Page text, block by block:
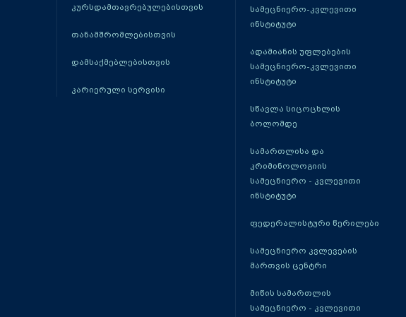
კურსდამთავრებულებისთვის
თანამშრომლებისთვის
დამსაქმებლებისთვის
კარიერული სერვისი
სამეცნიერო-კვლევითი
ინსტიტუტი
ადამიანის უფლებების
სამეცნიერო-კვლევითი
ინსტიტუტი
სწავლა სიცოცხლის
ბოლომდე
სამართლისა და
კრიმინოლოგიის
სამეცნიერო - კვლევითი
ინსტიტუტი
ფედერალისტური წერილები
სამეცნიერო კვლევების
მართვის ცენტრი
მიწის სამართლის
სამეცნიერო - კვლევითი